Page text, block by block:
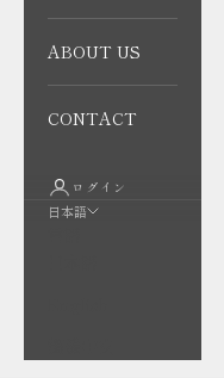
ABOUT US
CONTACT
ログイン
日本語